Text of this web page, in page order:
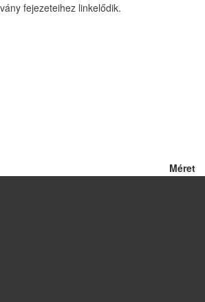
fejezeteihez linkelődik.
Méret